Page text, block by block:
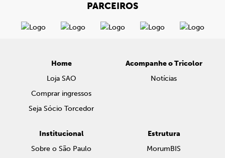
PARCEIROS
Home
Loja SAO
Comprar ingressos
Seja Sócio Torcedor
Acompanhe o Tricolor
Notícias
Institucional
Sobre o São Paulo
Estrutura
MorumBIS